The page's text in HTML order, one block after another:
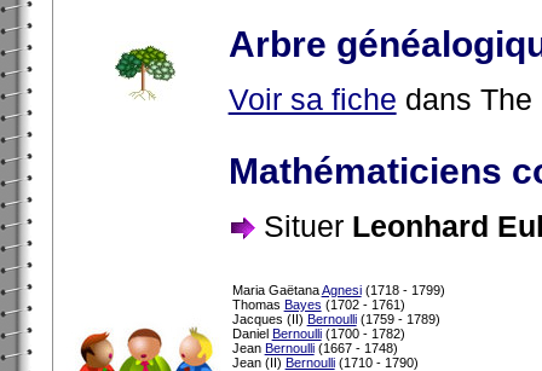
Arbre
Voir sa fiche dans
Mathématiciens
Situer Leonhard
Maria GaëtanaAgnesi(1718 - 1799)
Thomas Bayes (1702 - 1761)
Jacques (II) Bernoulli(1759 - 1789)
Daniel Bernoulli(1700 - 1782)
Jean Bernoulli(1667 - 1748)
Jean (II) Bernoulli(1710 - 1790)